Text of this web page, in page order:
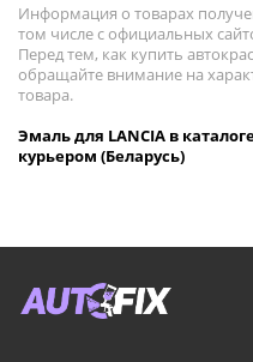
Информация о товарах
том числе с официальных
Перед тем, как купить
обращайте внимание на
товара.
Эмаль для LANCIA в
курьером (Беларусь)